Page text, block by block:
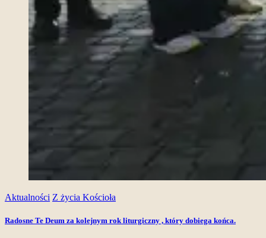
Aktualności Z życia Kościoła
Radosne Te Deum za kolejnym rok liturgiczny , który dobiega końca.